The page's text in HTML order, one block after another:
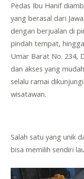
Pedas Ibu Hanif
yang berasal dari
dengan berjualan di
pindah tempat,
Umar Barat No. 234,
dan akses yang
selalu ramai
wisatawan.
Salah satu yang unik
bisa memilih sendiri